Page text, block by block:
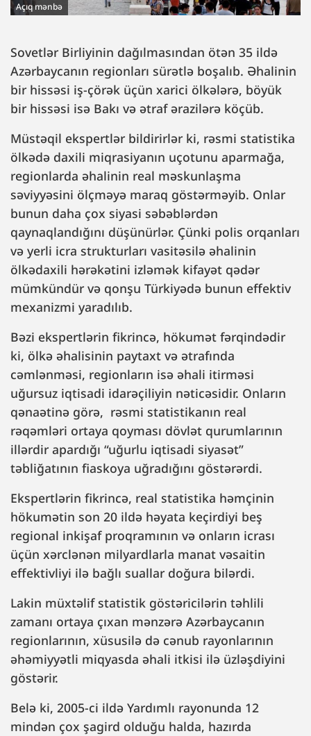
Açıq mənbə
Sovetlər Birliyinin dağılmasından ötən 35 ildə
Azərbaycanın regionları sürətlə boşalıb. Əhalinin
bir hissəsi iş-çörək üçün xarici ölkələrə, böyük
bir hissəsi isə Bakı və ətraf ərazilərə köçüb.
Müstəqil ekspertlər bildirirlər ki, rəsmi statistika
ölkədə daxili miqrasiyanın uçotunu aparmağa,
regionlarda əhalinin real məskunlaşma
səviyyəsini ölçməyə maraq göstərməyib. Onlar
bunun daha çox siyasi səbəblərdən
qaynaqlandığını düşünürlər. Çünki polis orqanları
və yerli icra strukturları vasitəsilə əhalinin
ölkədaxili hərəkətini izləmək kifayət qədər
mümkündür və qonşu Türkiyədə bunun effektiv
mexanizmi yaradılıb.
Bəzi ekspertlərin fikrincə, hökumət fərqindədir
ki, ölkə əhalisinin paytaxt və ətrafında
cəmlənməsi, regionların isə əhali itirməsi
uğursuz iqtisadi idarəçiliyin nəticəsidir. Onların
qənaətinə görə, rəsmi statistikanın real
rəqəmləri ortaya qoyması dövlət qurumlarının
illərdir apardığı “uğurlu iqtisadi siyasət”
təbliğatının fiaskoya uğradığını göstərərdi.
Ekspertlərin fikrincə, real statistika həmçinin
hökumətin son 20 ildə həyata keçirdiyi beş
regional inkişaf proqramının və onların icrası
üçün xərclənən milyardlarla manat vəsaitin
effektivliyi ilə bağlı suallar doğura bilərdi.
Lakin müxtəlif statistik göstəricilərin təhlili
zamanı ortaya çıxan mənzərə Azərbaycanın
regionlarının, xüsusilə də cənub rayonlarının
əhəmiyyətli miqyasda əhali itkisi ilə üzləşdiyini
göstərir.
Belə ki, 2005-ci ildə Yardımlı rayonunda 12
mindən çox şagird olduğu halda, hazırda